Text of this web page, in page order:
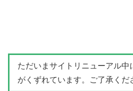
ただいまサイトリニューアル中
がくずれています。ご了承くだ